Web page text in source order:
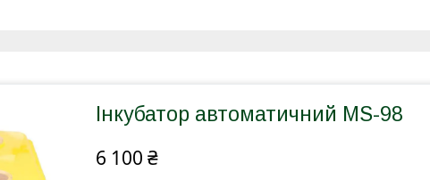
Інкубатор автоматичний MS-98
6 100 ₴